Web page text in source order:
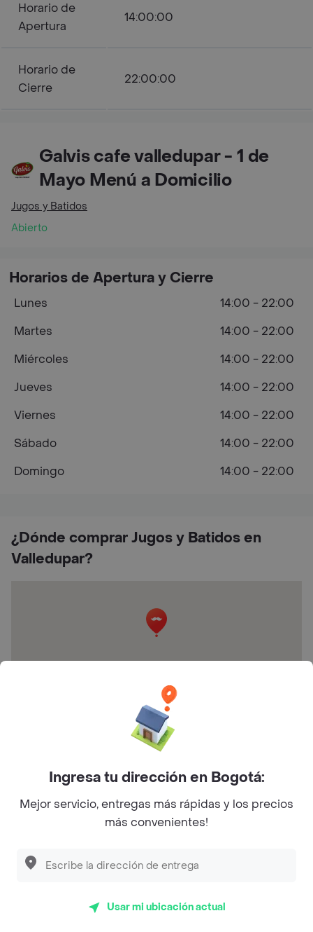
Horario de
Apertura
14:00:00
Horario de
Cierre
22:00:00
Galvis cafe valledupar - 1 de
Mayo Menú a Domicilio
Jugos y Batidos
Abierto
¿Dónde comprar Jugos y Batidos en
Valledupar?
Av. Simón Bolívar #22 18d, Valledupar, Cesar
Horarios de Apertura y Cierre
Lunes
14:00 - 22:00
Martes
14:00 - 22:00
Miércoles
14:00 - 22:00
Jueves
14:00 - 22:00
Viernes
14:00 - 22:00
Sábado
14:00 - 22:00
Domingo
14:00 - 22:00
¿Galvis cafe valledupar hace entrega a domicilio?
¿Cuál es la dirección de Galvis cafe valledupar?
¿Cuáles son las promociones de Galvis cafe
Ingresa tu dirección en Bogotá:
Mejor servicio, entregas más rápidas y los precios
más convenientes!
Usar mi ubicación actual